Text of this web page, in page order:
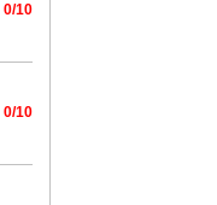
0/10
0/10